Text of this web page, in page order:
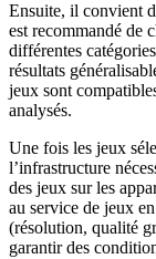
Ensuite, il convient
est recommandé de
différentes
résultats
jeux sont
analysés.
Une fois les jeux
l’infrastructure
des jeux sur les
au service de jeux
(résolution, qualité
garantir des